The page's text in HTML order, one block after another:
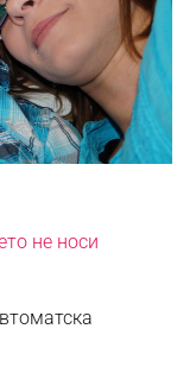
не носи